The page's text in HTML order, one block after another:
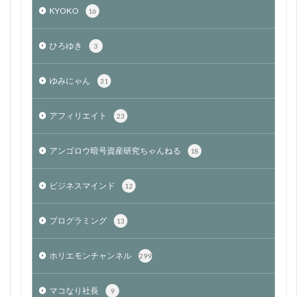
KYOKO 16
ひろゆき 3
ゆみにゃん 31
アフィリエイト 23
アンゴロウ暗号資産研究ちゃんねる 18
ビジネスマインド 12
プログラミング 13
ホリエモンチャンネル 299
マコなり社長 9